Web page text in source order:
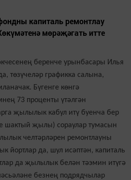
капиталь ремонтлау
мөрәҗәгать итте
беренче урынбасары Илья
төзүчеләр графикка салына,
Бүгенге көнгә
73 проценты үтәлгән
җылылык кабул итү буенча бер
шактый җылы) сораулар тумасын
челтәрләрен ремонтлауны
йортлар да, шул исәптән, капиталь
да җылылык белән тәэмин итүгә
безнең подрядчылар